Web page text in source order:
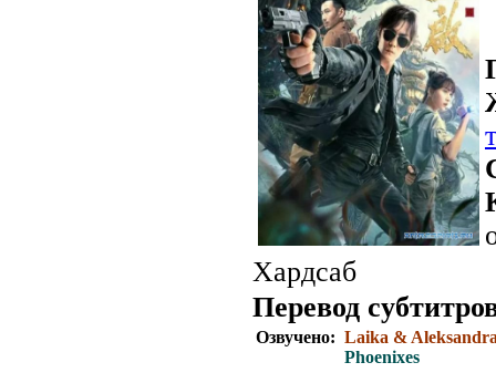
Хардсаб
Перевод
Озвучено: Laika &
Phoenixes